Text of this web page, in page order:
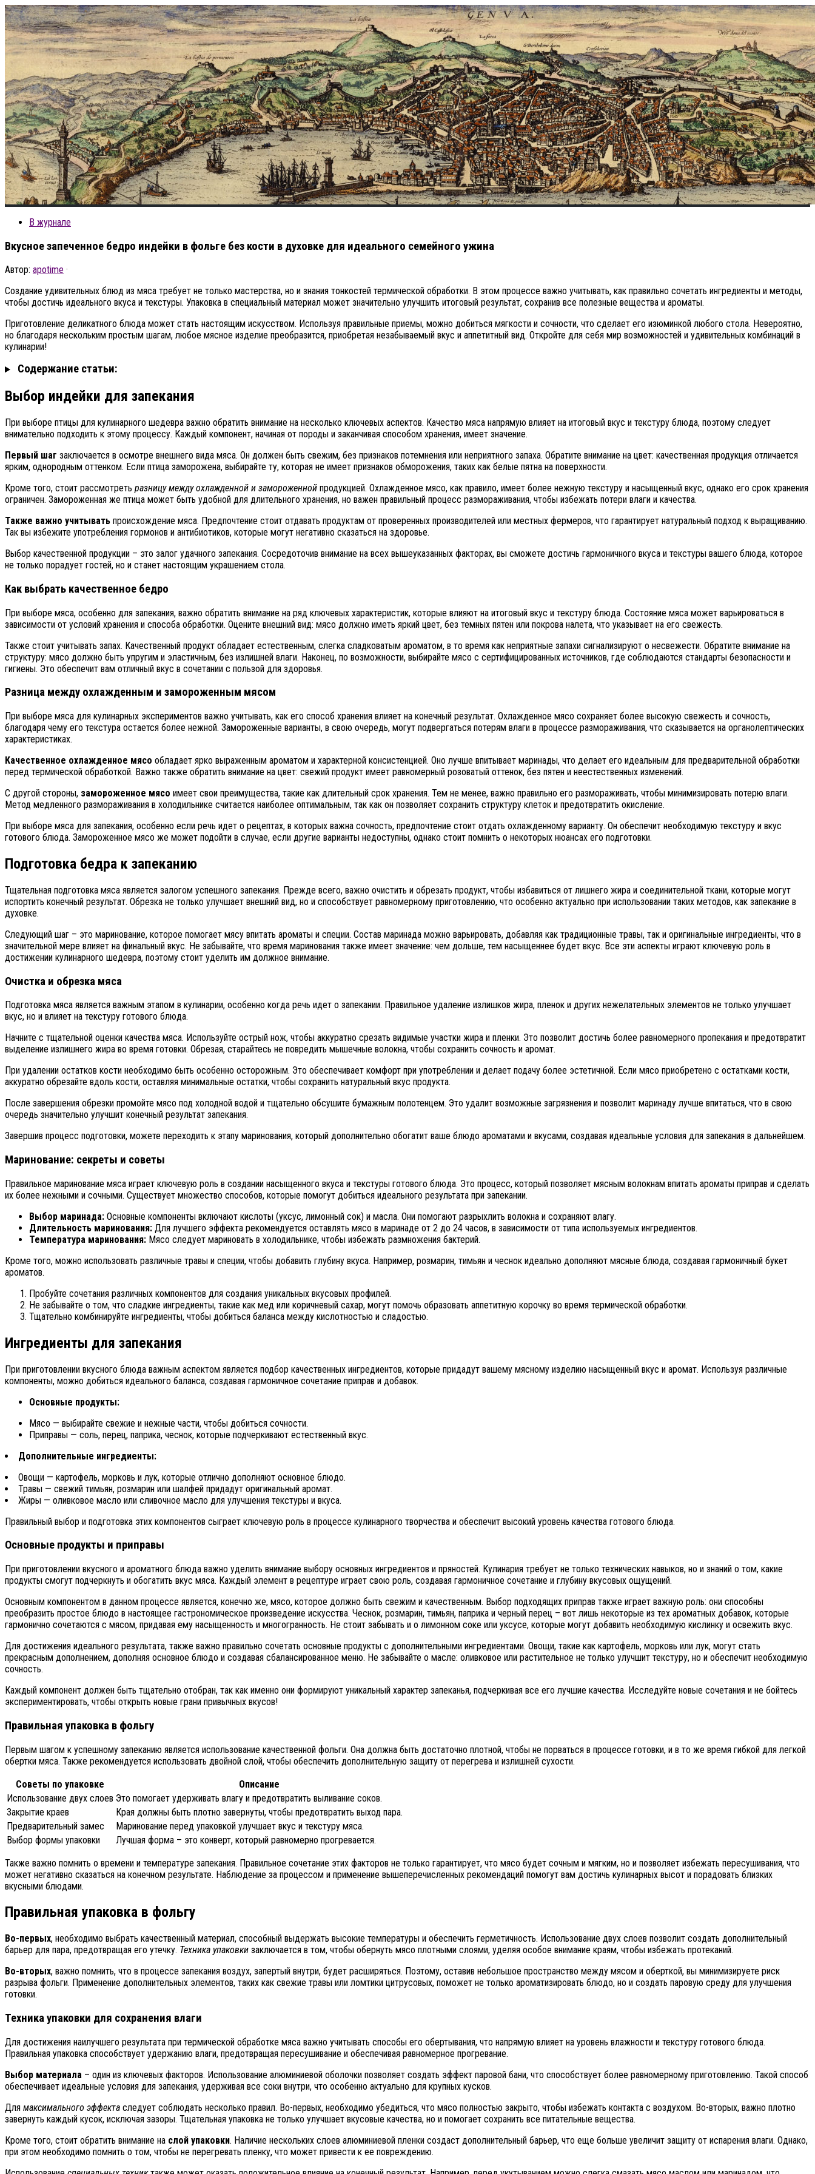
В журнале
Вкусное запеченное бедро индейки в фольге без кости в духовке для идеального семейного ужина
Автор: apotime ·
Создание удивительных блюд из мяса требует не только мастерства, но и знания тонкостей термической обработки. В этом процессе важно учитывать, как правильно сочетать ингредиенты и методы,
чтобы достичь идеального вкуса и текстуры. Упаковка в специальный материал может значительно улучшить итоговый результат, сохранив все полезные вещества и ароматы.
Приготовление деликатного блюда может стать настоящим искусством. Используя правильные приемы, можно добиться мягкости и сочности, что сделает его изюминкой любого стола. Невероятно,
но благодаря нескольким простым шагам, любое мясное изделие преобразится, приобретая незабываемый вкус и аппетитный вид. Откройте для себя мир возможностей и удивительных комбинаций в
кулинарии!
Содержание статьи:
Выбор индейки для запекания
При выборе птицы для кулинарного шедевра важно обратить внимание на несколько ключевых аспектов. Качество мяса напрямую влияет на итоговый вкус и текстуру блюда, поэтому следует
внимательно подходить к этому процессу. Каждый компонент, начиная от породы и заканчивая способом хранения, имеет значение.
Первый шаг заключается в осмотре внешнего вида мяса. Он должен быть свежим, без признаков потемнения или неприятного запаха. Обратите внимание на цвет: качественная продукция отличается
ярким, однородным оттенком. Если птица заморожена, выбирайте ту, которая не имеет признаков обморожения, таких как белые пятна на поверхности.
Кроме того, стоит рассмотреть разницу между охлажденной и замороженной продукцией. Охлажденное мясо, как правило, имеет более нежную текстуру и насыщенный вкус, однако его срок хранения
ограничен. Замороженная же птица может быть удобной для длительного хранения, но важен правильный процесс размораживания, чтобы избежать потери влаги и качества.
Также важно учитывать происхождение мяса. Предпочтение стоит отдавать продуктам от проверенных производителей или местных фермеров, что гарантирует натуральный подход к выращиванию.
Так вы избежите употребления гормонов и антибиотиков, которые могут негативно сказаться на здоровье.
Выбор качественной продукции – это залог удачного запекания. Сосредоточив внимание на всех вышеуказанных факторах, вы сможете достичь гармоничного вкуса и текстуры вашего блюда, которое
не только порадует гостей, но и станет настоящим украшением стола.
Как выбрать качественное бедро
При выборе мяса, особенно для запекания, важно обратить внимание на ряд ключевых характеристик, которые влияют на итоговый вкус и текстуру блюда. Состояние мяса может варьироваться в
зависимости от условий хранения и способа обработки. Оцените внешний вид: мясо должно иметь яркий цвет, без темных пятен или покрова налета, что указывает на его свежесть.
Также стоит учитывать запах. Качественный продукт обладает естественным, слегка сладковатым ароматом, в то время как неприятные запахи сигнализируют о несвежести. Обратите внимание на
структуру: мясо должно быть упругим и эластичным, без излишней влаги. Наконец, по возможности, выбирайте мясо с сертифицированных источников, где соблюдаются стандарты безопасности и
гигиены. Это обеспечит вам отличный вкус в сочетании с пользой для здоровья.
Разница между охлажденным и замороженным мясом
При выборе мяса для кулинарных экспериментов важно учитывать, как его способ хранения влияет на конечный результат. Охлажденное мясо сохраняет более высокую свежесть и сочность,
благодаря чему его текстура остается более нежной. Замороженные варианты, в свою очередь, могут подвергаться потерям влаги в процессе размораживания, что сказывается на органолептических
характеристиках.
Качественное охлажденное мясо обладает ярко выраженным ароматом и характерной консистенцией. Оно лучше впитывает маринады, что делает его идеальным для предварительной обработки
перед термической обработкой. Важно также обратить внимание на цвет: свежий продукт имеет равномерный розоватый оттенок, без пятен и неестественных изменений.
С другой стороны, замороженное мясо имеет свои преимущества, такие как длительный срок хранения. Тем не менее, важно правильно его размораживать, чтобы минимизировать потерю влаги.
Метод медленного размораживания в холодильнике считается наиболее оптимальным, так как он позволяет сохранить структуру клеток и предотвратить окисление.
При выборе мяса для запекания, особенно если речь идет о рецептах, в которых важна сочность, предпочтение стоит отдать охлажденному варианту. Он обеспечит необходимую текстуру и вкус
готового блюда. Замороженное мясо же может подойти в случае, если другие варианты недоступны, однако стоит помнить о некоторых нюансах его подготовки.
Подготовка бедра к запеканию
Тщательная подготовка мяса является залогом успешного запекания. Прежде всего, важно очистить и обрезать продукт, чтобы избавиться от лишнего жира и соединительной ткани, которые могут
испортить конечный результат. Обрезка не только улучшает внешний вид, но и способствует равномерному приготовлению, что особенно актуально при использовании таких методов, как запекание в
духовке.
Следующий шаг – это маринование, которое помогает мясу впитать ароматы и специи. Состав маринада можно варьировать, добавляя как традиционные травы, так и оригинальные ингредиенты, что в
значительной мере влияет на финальный вкус. Не забывайте, что время маринования также имеет значение: чем дольше, тем насыщеннее будет вкус. Все эти аспекты играют ключевую роль в
достижении кулинарного шедевра, поэтому стоит уделить им должное внимание.
Очистка и обрезка мяса
Подготовка мяса является важным этапом в кулинарии, особенно когда речь идет о запекании. Правильное удаление излишков жира, пленок и других нежелательных элементов не только улучшает
вкус, но и влияет на текстуру готового блюда.
Начните с тщательной оценки качества мяса. Используйте острый нож, чтобы аккуратно срезать видимые участки жира и пленки. Это позволит достичь более равномерного пропекания и предотвратит
выделение излишнего жира во время готовки. Обрезая, старайтесь не повредить мышечные волокна, чтобы сохранить сочность и аромат.
При удалении остатков кости необходимо быть особенно осторожным. Это обеспечивает комфорт при употреблении и делает подачу более эстетичной. Если мясо приобретено с остатками кости,
аккуратно обрезайте вдоль кости, оставляя минимальные остатки, чтобы сохранить натуральный вкус продукта.
После завершения обрезки промойте мясо под холодной водой и тщательно обсушите бумажным полотенцем. Это удалит возможные загрязнения и позволит маринаду лучше впитаться, что в свою
очередь значительно улучшит конечный результат запекания.
Завершив процесс подготовки, можете переходить к этапу маринования, который дополнительно обогатит ваше блюдо ароматами и вкусами, создавая идеальные условия для запекания в дальнейшем.
Маринование: секреты и советы
Правильное маринование мяса играет ключевую роль в создании насыщенного вкуса и текстуры готового блюда. Это процесс, который позволяет мясным волокнам впитать ароматы приправ и сделать
их более нежными и сочными. Существует множество способов, которые помогут добиться идеального результата при запекании.
Выбор маринада: Основные компоненты включают кислоты (уксус, лимонный сок) и масла. Они помогают разрыхлить волокна и сохраняют влагу.
Длительность маринования: Для лучшего эффекта рекомендуется оставлять мясо в маринаде от 2 до 24 часов, в зависимости от типа используемых ингредиентов.
Температура маринования: Мясо следует мариновать в холодильнике, чтобы избежать размножения бактерий.
Кроме того, можно использовать различные травы и специи, чтобы добавить глубину вкуса. Например, розмарин, тимьян и чеснок идеально дополняют мясные блюда, создавая гармоничный букет
ароматов.
Пробуйте сочетания различных компонентов для создания уникальных вкусовых профилей.
Не забывайте о том, что сладкие ингредиенты, такие как мед или коричневый сахар, могут помочь образовать аппетитную корочку во время термической обработки.
Тщательно комбинируйте ингредиенты, чтобы добиться баланса между кислотностью и сладостью.
Ингредиенты для запекания
При приготовлении вкусного блюда важным аспектом является подбор качественных ингредиентов, которые придадут вашему мясному изделию насыщенный вкус и аромат. Используя различные
компоненты, можно добиться идеального баланса, создавая гармоничное сочетание приправ и добавок.
Основные продукты:
Мясо — выбирайте свежие и нежные части, чтобы добиться сочности.
Приправы — соль, перец, паприка, чеснок, которые подчеркивают естественный вкус.
Дополнительные ингредиенты:
Овощи — картофель, морковь и лук, которые отлично дополняют основное блюдо.
Травы — свежий тимьян, розмарин или шалфей придадут оригинальный аромат.
Жиры — оливковое масло или сливочное масло для улучшения текстуры и вкуса.
Правильный выбор и подготовка этих компонентов сыграет ключевую роль в процессе кулинарного творчества и обеспечит высокий уровень качества готового блюда.
Основные продукты и приправы
При приготовлении вкусного и ароматного блюда важно уделить внимание выбору основных ингредиентов и пряностей. Кулинария требует не только технических навыков, но и знаний о том, какие
продукты смогут подчеркнуть и обогатить вкус мяса. Каждый элемент в рецептуре играет свою роль, создавая гармоничное сочетание и глубину вкусовых ощущений.
Основным компонентом в данном процессе является, конечно же, мясо, которое должно быть свежим и качественным. Выбор подходящих приправ также играет важную роль: они способны
преобразить простое блюдо в настоящее гастрономическое произведение искусства. Чеснок, розмарин, тимьян, паприка и черный перец – вот лишь некоторые из тех ароматных добавок, которые
гармонично сочетаются с мясом, придавая ему насыщенность и многогранность. Не стоит забывать и о лимонном соке или уксусе, которые могут добавить необходимую кислинку и освежить вкус.
Для достижения идеального результата, также важно правильно сочетать основные продукты с дополнительными ингредиентами. Овощи, такие как картофель, морковь или лук, могут стать
прекрасным дополнением, дополняя основное блюдо и создавая сбалансированное меню. Не забывайте о масле: оливковое или растительное не только улучшит текстуру, но и обеспечит необходимую
сочность.
Каждый компонент должен быть тщательно отобран, так как именно они формируют уникальный характер запеканья, подчеркивая все его лучшие качества. Исследуйте новые сочетания и не бойтесь
экспериментировать, чтобы открыть новые грани привычных вкусов!
Правильная упаковка в фольгу
Первым шагом к успешному запеканию является использование качественной фольги. Она должна быть достаточно плотной, чтобы не порваться в процессе готовки, и в то же время гибкой для легкой
обертки мяса. Также рекомендуется использовать двойной слой, чтобы обеспечить дополнительную защиту от перегрева и излишней сухости.
Советы по упаковке
Описание
Использование двух слоев Это помогает удерживать влагу и предотвратить выливание соков.
Закрытие краев
Края должны быть плотно завернуты, чтобы предотвратить выход пара.
Предварительный замес
Маринование перед упаковкой улучшает вкус и текстуру мяса.
Выбор формы упаковки
Лучшая форма – это конверт, который равномерно прогревается.
Также важно помнить о времени и температуре запекания. Правильное сочетание этих факторов не только гарантирует, что мясо будет сочным и мягким, но и позволяет избежать пересушивания, что
может негативно сказаться на конечном результате. Наблюдение за процессом и применение вышеперечисленных рекомендаций помогут вам достичь кулинарных высот и порадовать близких
вкусными блюдами.
Правильная упаковка в фольгу
Во-первых, необходимо выбрать качественный материал, способный выдержать высокие температуры и обеспечить герметичность. Использование двух слоев позволит создать дополнительный
барьер для пара, предотвращая его утечку. Техника упаковки заключается в том, чтобы обернуть мясо плотными слоями, уделяя особое внимание краям, чтобы избежать протеканий.
Во-вторых, важно помнить, что в процессе запекания воздух, запертый внутри, будет расширяться. Поэтому, оставив небольшое пространство между мясом и оберткой, вы минимизируете риск
разрыва фольги. Применение дополнительных элементов, таких как свежие травы или ломтики цитрусовых, поможет не только ароматизировать блюдо, но и создать паровую среду для улучшения
готовки.
Техника упаковки для сохранения влаги
Для достижения наилучшего результата при термической обработке мяса важно учитывать способы его обертывания, что напрямую влияет на уровень влажности и текстуру готового блюда.
Правильная упаковка способствует удержанию влаги, предотвращая пересушивание и обеспечивая равномерное прогревание.
Выбор материала – один из ключевых факторов. Использование алюминиевой оболочки позволяет создать эффект паровой бани, что способствует более равномерному приготовлению. Такой способ
обеспечивает идеальные условия для запекания, удерживая все соки внутри, что особенно актуально для крупных кусков.
Для максимального эффекта следует соблюдать несколько правил. Во-первых, необходимо убедиться, что мясо полностью закрыто, чтобы избежать контакта с воздухом. Во-вторых, важно плотно
завернуть каждый кусок, исключая зазоры. Тщательная упаковка не только улучшает вкусовые качества, но и помогает сохранить все питательные вещества.
Кроме того, стоит обратить внимание на слой упаковки. Наличие нескольких слоев алюминиевой пленки создаст дополнительный барьер, что еще больше увеличит защиту от испарения влаги. Однако,
при этом необходимо помнить о том, чтобы не перегревать пленку, что может привести к ее повреждению.